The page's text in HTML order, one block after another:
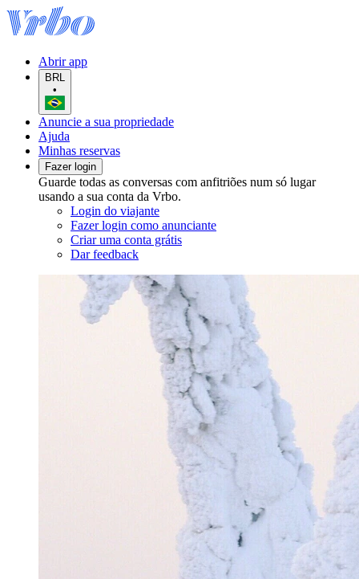
Abrir app
BRL
•
Anuncie a sua propriedade
Ajuda
Minhas reservas
Fazer login
Guarde todas as conversas com anfitriões num só lugar
usando a sua conta da Vrbo.
Login do viajante
Fazer login como anunciante
Criar uma conta grátis
Dar feedback